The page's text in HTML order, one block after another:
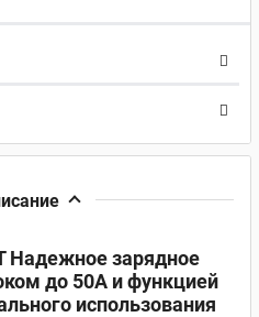
Надежное зарядное
до 50А и функцией
использования